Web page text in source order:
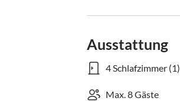
Ausstattung
4 Schlafzimmer (1)
Max. 8 Gäste